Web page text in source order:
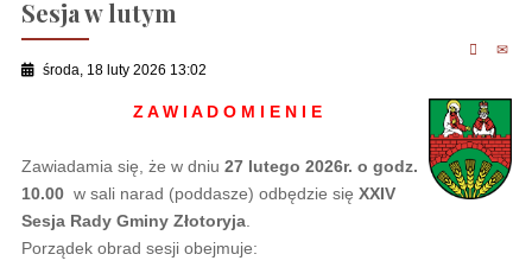
Sesja w lutym
środa, 18 luty 2026 13:02
Z A W I A D O M I E N I E
Zawiadamia się, że w dniu 27 lutego 2026r. o godz.
10.00 w sali narad (poddasze) odbędzie się XXIV
Sesja Rady Gminy Złotoryja.
Porządek obrad sesji obejmuje: